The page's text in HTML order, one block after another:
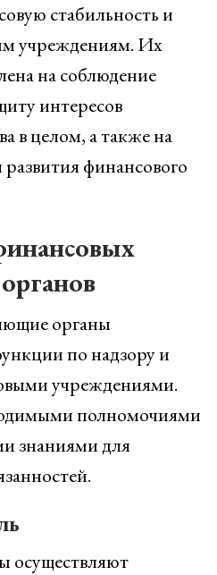
стабильность и
учреждениям. Их
на соблюдение
интересов
в целом, а также на
развития финансового
органы
по надзору и
учреждениями.
полномочиями
знаниями для
осуществляют